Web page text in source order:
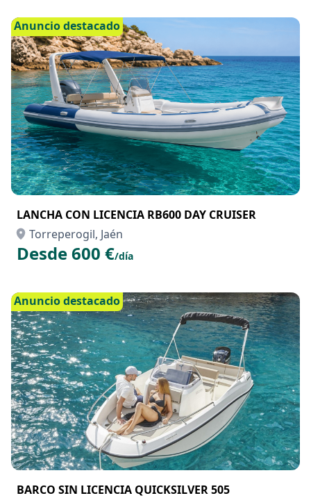
Anuncio destacado
LANCHA CON LICENCIA RB600 DAY CRUISER
Torreperogil, Jaén
Desde 600 €/día
Anuncio destacado
BARCO SIN LICENCIA QUICKSILVER 505